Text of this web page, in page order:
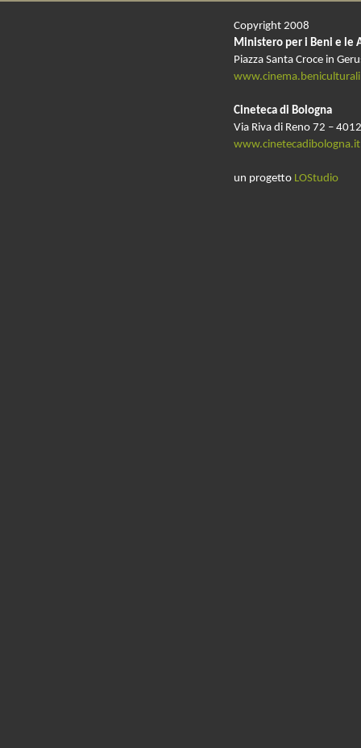
Copyright 2008
Ministero per i Beni e le
Piazza Santa Croce in
Cineteca di Bologna
Via Riva di Reno 72 –
www.cinetecadibologna.it
un progetto LOStudio